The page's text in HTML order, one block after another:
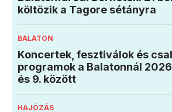
költözik a Tagore sétányra
BALATON
Koncertek, fesztiválok és
programok a Balatonnál
és 9. között
HAJÓZÁS